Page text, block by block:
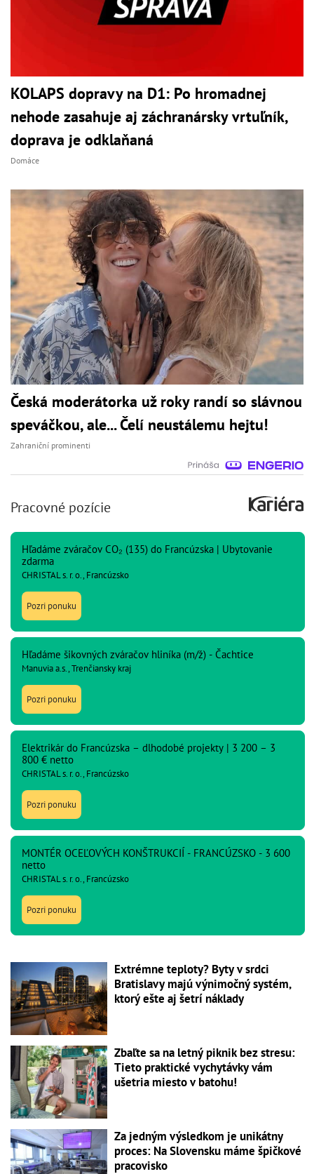
KOLAPS dopravy na D1: Po hromadnej
nehode zasahuje aj záchranársky vrtuľník,
doprava je odklaňaná
Domáce
Česká moderátorka už roky randí so slávnou
speváčkou, ale... Čelí neustálemu hejtu!
Zahraniční prominenti
Pracovné pozície
Hľadáme zváračov CO₂ (135) do Francúzska | Ubytovanie
zdarma
CHRISTAL s. r. o., Francúzsko
Pozri ponuku
Hľadáme šikovných zváračov hliníka (m/ž) - Čachtice
Manuvia a.s., Trenčiansky kraj
Pozri ponuku
Elektrikár do Francúzska – dlhodobé projekty | 3 200 – 3
800 € netto
CHRISTAL s. r. o., Francúzsko
Pozri ponuku
MONTÉR OCEĽOVÝCH KONŠTRUKCIÍ - FRANCÚZSKO - 3 600
netto
CHRISTAL s. r. o., Francúzsko
Pozri ponuku
Extrémne teploty? Byty v srdci
Bratislavy majú výnimočný systém,
ktorý ešte aj šetrí náklady
Zbaľte sa na letný piknik bez stresu:
Tieto praktické vychytávky vám
ušetria miesto v batohu!
Za jedným výsledkom je unikátny
proces: Na Slovensku máme špičkové
pracovisko